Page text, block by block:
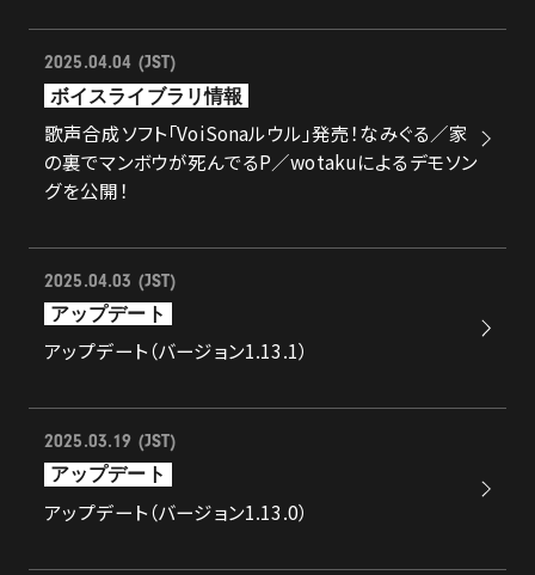
ARTIST
DOWNLOAD
LICENSE
CONTACT
2025.04.04 (JST)
ボイスライブラリ情報
歌声合成ソフト「VoiSonaルウル」発売！なみぐる／家
の裏でマンボウが死んでるP／wotakuによるデモソン
グを公開！
2025.04.03 (JST)
アップデート
アップデート（バージョン1.13.1）
2025.03.19 (JST)
アップデート
アップデート（バージョン1.13.0）